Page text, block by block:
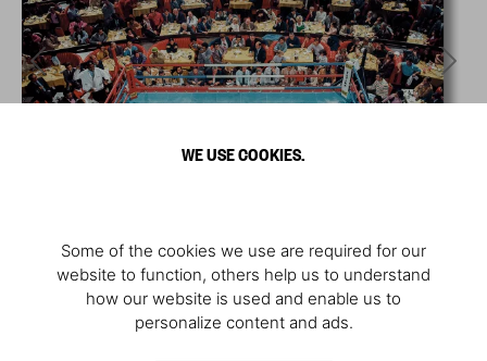
WE USE COOKIES.
Some of the cookies we use are required for our
website to function, others help us to understand
how our website is used and enable us to
personalize content and ads.